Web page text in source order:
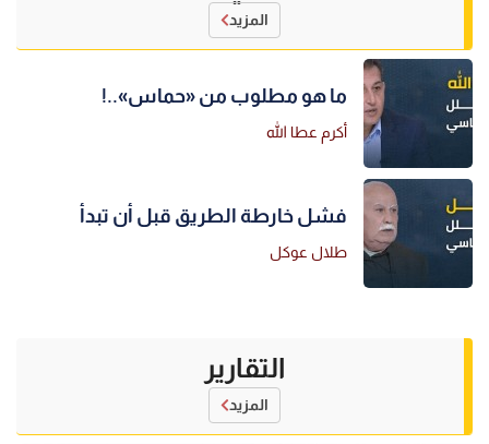
المزيد
ما هو مطلوب من «حماس»..!
أكرم عطا الله
فشل خارطة الطريق قبل أن تبدأ
طلال عوكل
التقارير
المزيد